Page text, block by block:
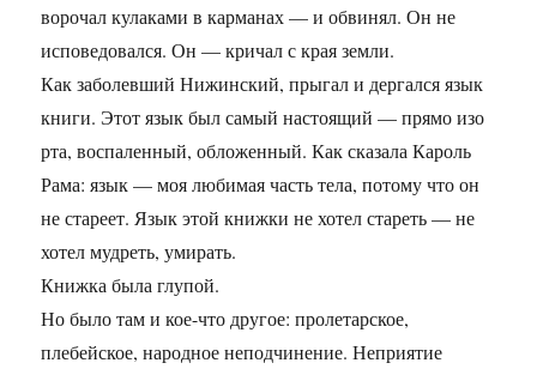
ворочал кулаками в карманах — и обвинял. Он не
исповедовался. Он — кричал с края земли.
Как заболевший Нижинский, прыгал и дергался язык
книги. Этот язык был самый настоящий — прямо изо
рта, воспаленный, обложенный. Как сказала Кароль
Рама: язык — моя любимая часть тела, потому что он
не стареет. Язык этой книжки не хотел стареть — не
хотел мудреть, умирать.
Книжка была глупой.
Но было там и кое-что другое: пролетарское,
плебейское, народное неподчинение. Неприятие